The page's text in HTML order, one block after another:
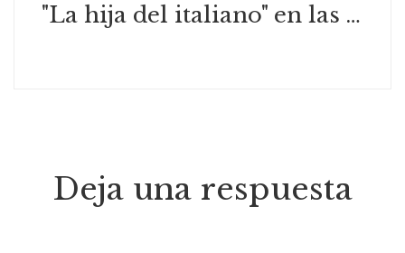
"La hija del italiano" en las VII Jornadas de Igualdad de Santa Isabel
Deja una respuesta